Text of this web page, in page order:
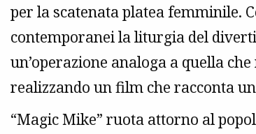
per la scatenata platea femminile.
contemporanei la liturgia del
un’operazione analoga a quella
realizzando un film che racconta
“Magic Mike” ruota attorno al